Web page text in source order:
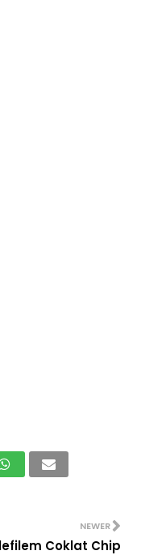
NEWER
Coklat Chip